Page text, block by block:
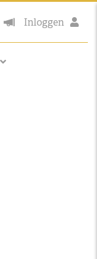
Inloggen